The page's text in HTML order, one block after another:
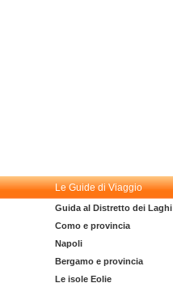
Le Guide di Viaggio
Guida al Distretto dei Laghi
Como e provincia
Napoli
Bergamo e provincia
Le isole Eolie